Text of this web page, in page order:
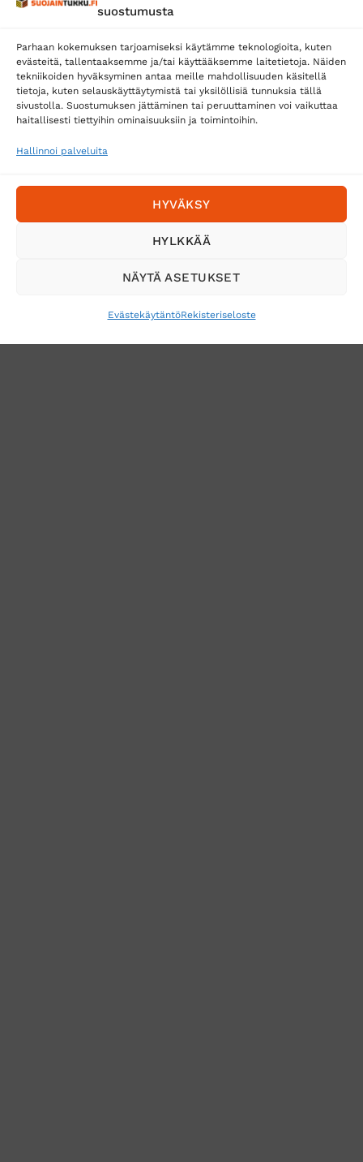
suostumusta
Parhaan kokemuksen tarjoamiseksi käytämme teknologioita, kuten
evästeitä, tallentaaksemme ja/tai käyttääksemme laitetietoja. Näiden
tekniikoiden hyväksyminen antaa meille mahdollisuuden käsitellä
tietoja, kuten selauskäyttäytymistä tai yksilöllisiä tunnuksia tällä
sivustolla. Suostumuksen jättäminen tai peruuttaminen voi vaikuttaa
haitallisesti tiettyihin ominaisuuksiin ja toimintoihin.
Hallinnoi palveluita
HYVÄKSY
HYLKKÄÄ
NÄYTÄ ASETUKSET
EvästekäytäntöRekisteriseloste
Toimitustavat
Posti
Matkahuolto
Tilaa uutiskirje ja saat erikoisalennuksia